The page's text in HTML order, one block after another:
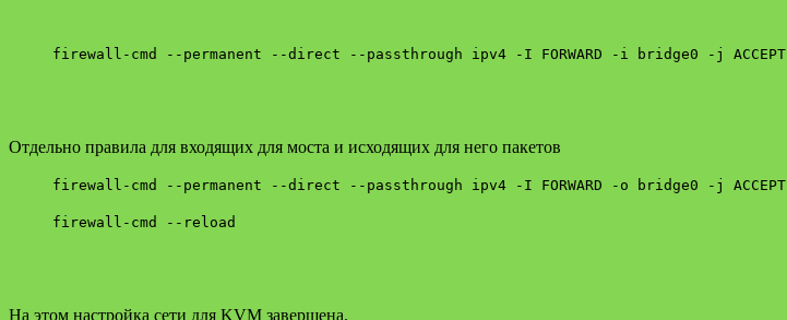
firewall-cmd --permanent --direct --passthrough ipv4 -I FORWARD -i bridge0 -j ACCEPT
Отдельно правила для входящих для моста и исходящих для него пакетов
firewall-cmd --permanent --direct --passthrough ipv4 -I FORWARD -o bridge0 -j ACCEPT
firewall-cmd --reload
На этом настройка сети для KVM завершена.